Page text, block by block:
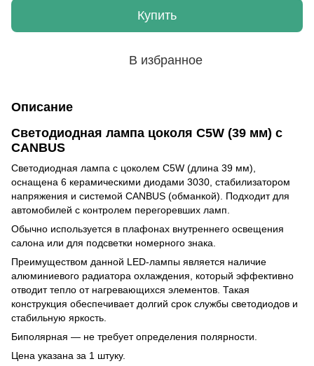
Купить
В избранное
Описание
Светодиодная лампа цоколя C5W (39 мм) с
CANBUS
Светодиодная лампа с цоколем C5W (длина 39 мм),
оснащена 6 керамическими диодами 3030, стабилизатором
напряжения и системой CANBUS (обманкой). Подходит для
автомобилей с контролем перегоревших ламп.
Обычно используется в плафонах внутреннего освещения
салона или для подсветки номерного знака.
Преимуществом данной LED-лампы является наличие
алюминиевого радиатора охлаждения, который эффективно
отводит тепло от нагревающихся элементов. Такая
конструкция обеспечивает долгий срок службы светодиодов и
стабильную яркость.
Биполярная — не требует определения полярности.
Цена указана за 1 штуку.